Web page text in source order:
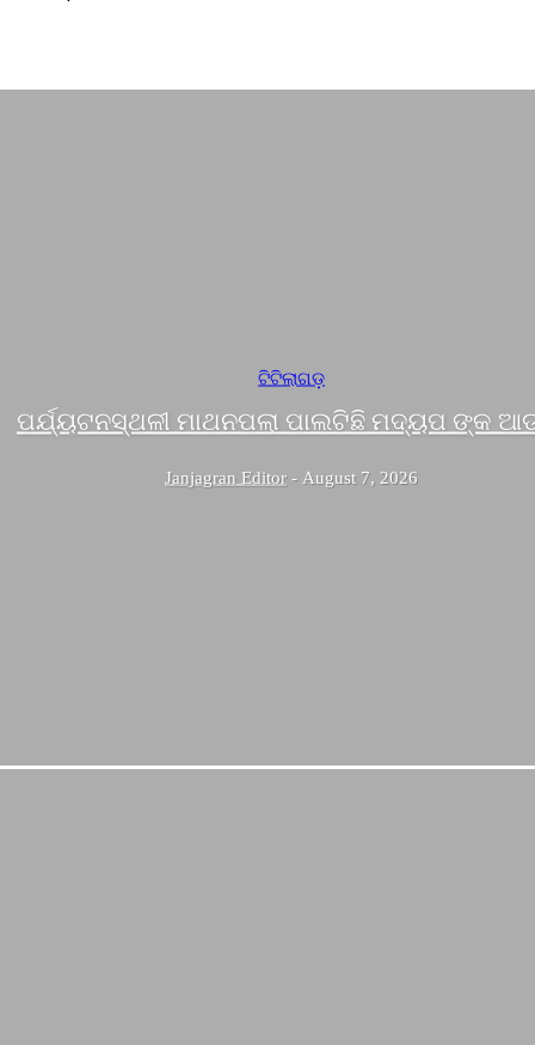
ଟିଟିଲାଗଡ଼
ପର୍ଯ୍ୟଟନସ୍ଥଳୀ ମାଥନପଲା ପାଲଟିଛି ମଦ୍ୟପ ଙ୍କ
Janjagran Editor - August 7, 2026